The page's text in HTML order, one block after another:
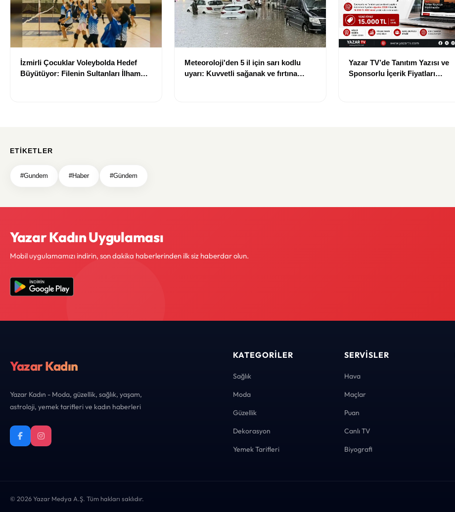
İzmirli Çocuklar Voleybolda Hedef
Büyütüyor: Filenin Sultanları İlham
Meteoroloji'den 5 il için sarı kodlu
uyarı: Kuvvetli sağanak ve fırtına
Yazar TV’de Tanıtım Yazısı ve
Sponsorlu İçerik Fiyatları
ETIKETLER
#Gundem #Haber #Gündem
Yazar Kadın Uygulaması
Mobil uygulamamızı indirin, son dakika haberlerinden ilk siz haberdar olun.
Yazar Kadın
Yazar Kadın - Moda, güzellik, sağlık, yaşam,
astroloji, yemek tarifleri ve kadın haberleri
KATEGORILER
Sağlık
Moda
Güzellik
Dekorasyon
Yemek Tarifleri
SERVISLER
Hava
Maçlar
Puan
Canlı TV
Biyografi
© 2026 Yazar Medya A.Ş. Tüm hakları saklıdır.